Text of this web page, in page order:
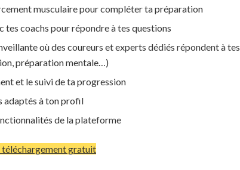
musculaire pour compléter ta préparation
tes coachs pour répondre à tes questions
où des coureurs et experts dédiés répondent à tes
préparation mentale…)
et le suivi de ta progression
adaptés à ton profil
de la plateforme
gratuit